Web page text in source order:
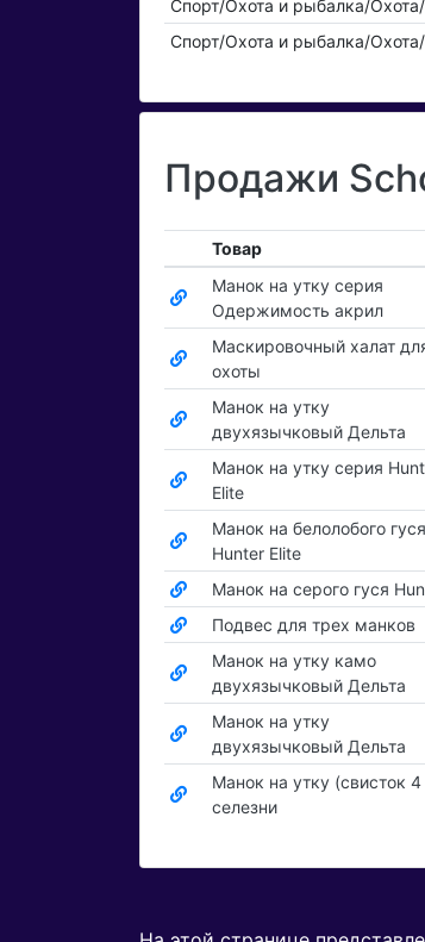
Спорт/Охота и рыбалка/
Спорт/Охота и рыбалка/
Продажи
Товар
Манок на утку серия
Одержимость акрил
Маскировочный халат
охоты
Манок на утку
двухязычковый Дельта
Манок на утку серия
Elite
Манок на белолобого гуся
Hunter Elite
Манок на серого гуся
Подвес для трех манков
Манок на утку камо
двухязычковый Дельта
Манок на утку
двухязычковый Дельта
Манок на утку (свисток 4
селезни